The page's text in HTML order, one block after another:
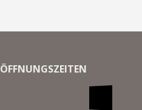
ÖFFNUNGSZEITEN